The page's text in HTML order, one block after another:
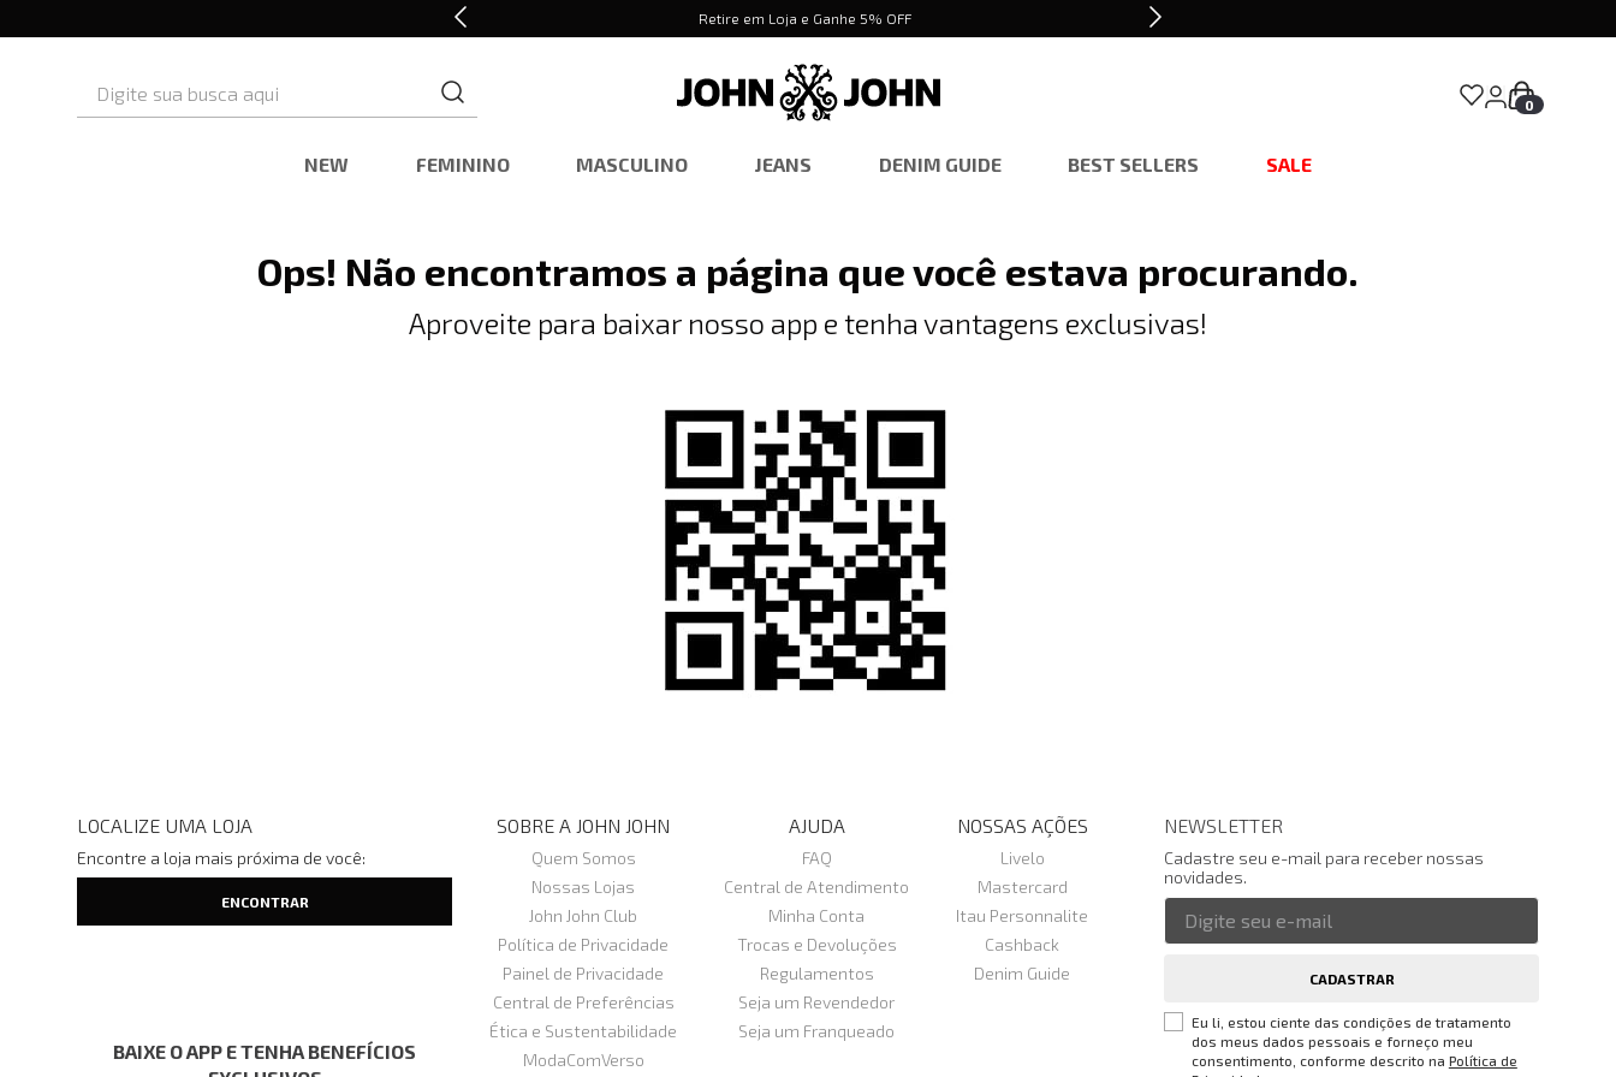
Retire em Loja e Ganhe 5% OFF
0
NEW FEMININO MASCULINO JEANS DENIM GUIDE BEST SELLERS SALE
Ops! Não encontramos a página que você estava procurando.
Aproveite para baixar nosso app e tenha vantagens exclusivas!
LOCALIZE UMA LOJA
Encontre a loja mais próxima de você:
BAIXE O APP E TENHA BENEFÍCIOS
SOBRE A JOHN JOHN
Quem Somos
Nossas Lojas
John John Club
Política de Privacidade
Painel de Privacidade
Central de Preferências
Ética e Sustentabilidade
ModaComVerso
AJUDA
FAQ
Central de Atendimento
Minha Conta
Trocas e Devoluções
Regulamentos
Seja um Revendedor
Seja um Franqueado
NOSSAS AÇÕES
Livelo
Mastercard
Itau Personnalite
Cashback
Denim Guide
NEWSLETTER
Cadastre seu e-mail para receber nossas
novidades.
CADASTRAR
Eu li, estou ciente das condições de tratamento
dos meus dados pessoais e forneço meu
consentimento, conforme descrito na Política de